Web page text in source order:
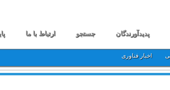
پدیدآورندگان جستجو ارتباط با ما
اخبار فناوری